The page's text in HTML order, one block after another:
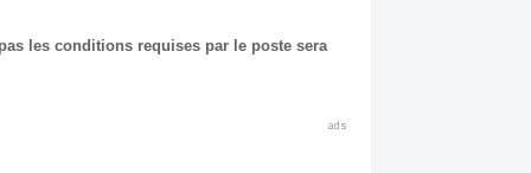
les conditions requises par le poste sera
ads